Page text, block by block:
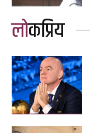
लोकप्रिय